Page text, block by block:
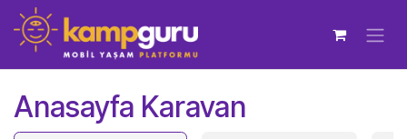
İçereği Atla
Anasayfa Karavan